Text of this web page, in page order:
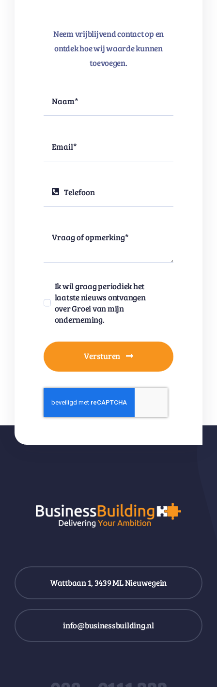
Neem vrijblijvend contact op en
ontdek hoe wij waarde kunnen
toevoegen.
Ik wil graag periodiek het
laatste nieuws ontvangen
over Groei van mijn
onderneming.
Versturen
Wattbaan 1, 3439 ML Nieuwegein
info@businessbuilding.nl